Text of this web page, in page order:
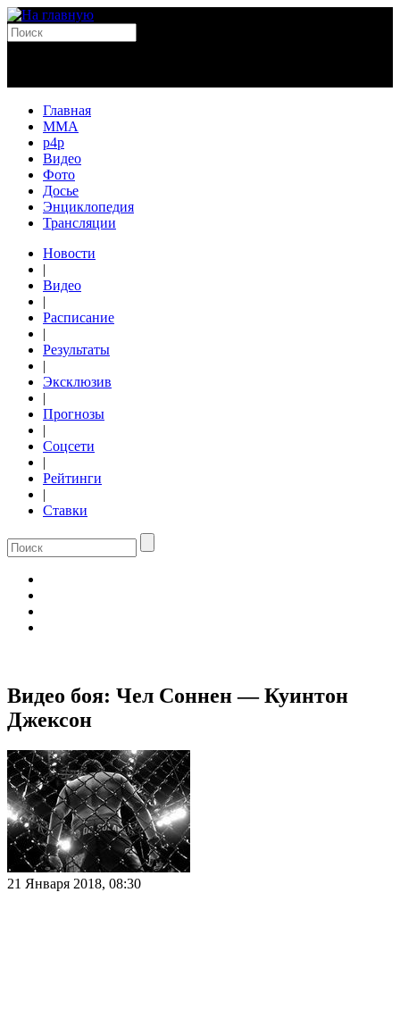
Главная
MMA
p4p
Видео
Фото
Досье
Энциклопедия
Трансляции
Новости
|
Видео
|
Расписание
|
Результаты
|
Эксклюзив
|
Прогнозы
|
Соцсети
|
Рейтинги
|
Ставки
Видео боя: Чел Соннен — Куинтон
Джексон
21 Января 2018, 08:30